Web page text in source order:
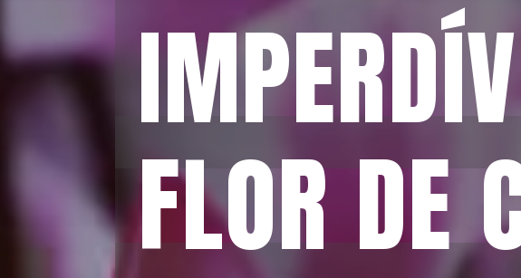
FLOR DE
FLOR DE